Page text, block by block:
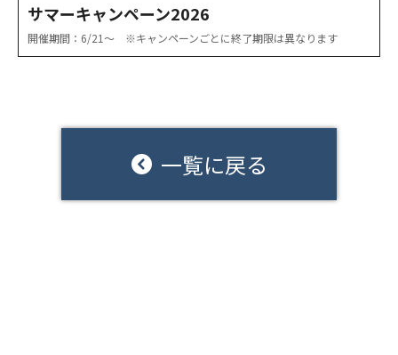
サマーキャンペーン2026
開催期間：6/21〜 ※キャンペーンごとに終了期限は異なります
一覧に戻る